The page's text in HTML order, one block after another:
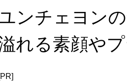
ンチェヨン
れる素顔や